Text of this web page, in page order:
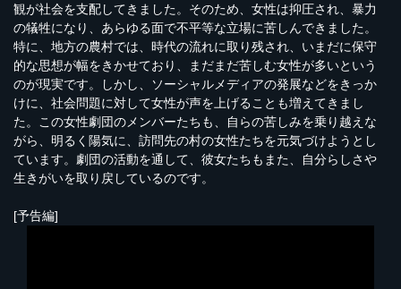
観が社会を支配してきました。そのため、女性は抑圧され、暴力
の犠牲になり、あらゆる面で不平等な立場に苦しんできました。
特に、地方の農村では、時代の流れに取り残され、いまだに保守
的な思想が幅をきかせており、まだまだ苦しむ女性が多いという
のが現実です。しかし、ソーシャルメディアの発展などをきっか
けに、社会問題に対して女性が声を上げることも増えてきまし
た。この女性劇団のメンバーたちも、自らの苦しみを乗り越えな
がら、明るく陽気に、訪問先の村の女性たちを元気づけようとし
ています。劇団の活動を通して、彼女たちもまた、自分らしさや
生きがいを取り戻しているのです。
[予告編]